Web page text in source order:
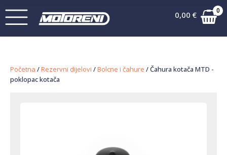
0,00 € 0
Početna /Rezervni dijelovi /Bolcne i čahure / Čahura kotača MTD -
poklopac kotača